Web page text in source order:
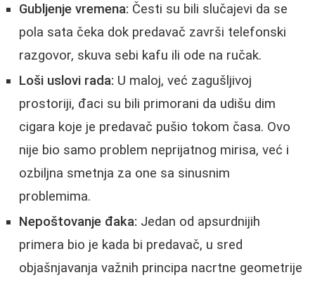
Gubljenje vremena: Česti su bili slučajevi da se
pola sata čeka dok predavač završi telefonski
razgovor, skuva sebi kafu ili ode na ručak.
Loši uslovi rada: U maloj, već zagušljivoj
prostoriji, đaci su bili primorani da udišu dim
cigara koje je predavač pušio tokom časa. Ovo
nije bio samo problem neprijatnog mirisa, već i
ozbiljna smetnja za one sa sinusnim
problemima.
Nepoštovanje đaka: Jedan od apsurdnijih
primera bio je kada bi predavač, u sred
objašnjavanja važnih principa nacrtne geometrije